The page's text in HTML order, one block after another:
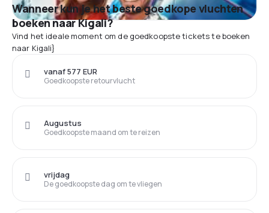
Wanneer kun je het beste goedkope vluchten
boeken naar Kigali?
Vind het ideale moment om de goedkoopste tickets te boeken
naar Kigali}
Goedkoopste retourvlucht
vanaf 577 EUR
Goedkoopste maand om te reizen
Augustus
De goedkoopste dag om te vliegen
vrijdag